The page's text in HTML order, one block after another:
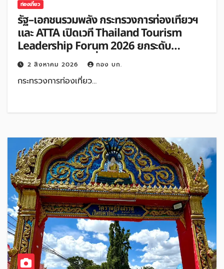
ท่องเที่ยว
รัฐ–เอกชนรวมพลัง กระทรวงการท่องเที่ยวฯ
และ ATTA เปิดเวที Thailand Tourism
Leadership Forum 2026 ยกระดับ
อุตสาหกรรมท่องเที่ยวไทย
2 สิงหาคม 2026 กอง บก.
กระทรวงการท่องเที่ยว…